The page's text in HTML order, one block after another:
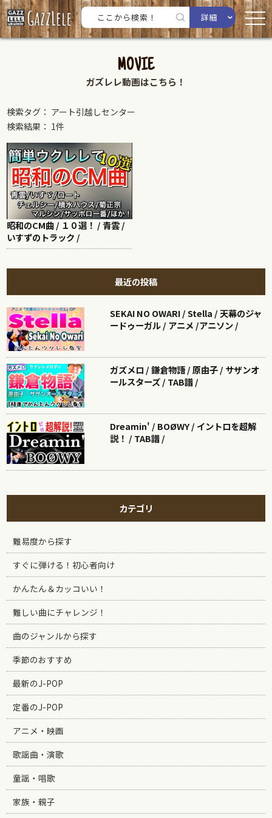
詳細
MOVIE
ガズレレ動画はこちら！
検索タグ： アート引越しセンター
検索結果： 1件
昭和のCM曲 / １０選！ / 青雲 /
いすずのトラック /
最近の投稿
SEKAI NO OWARI / Stella / 天幕のジャ
ードゥーガル / アニメ /アニソン /
ガズメロ / 鎌倉物語 / 原由子 / サザンオ
ールスターズ / TAB譜 /
Dreamin' / BOØWY / イントロを超解
説！ / TAB譜 /
カテゴリ
難易度から探す
すぐに弾ける！初心者向け
かんたん＆カッコいい！
難しい曲にチャレンジ！
曲のジャンルから探す
季節のおすすめ
最新のJ-POP
定番のJ-POP
アニメ・映画
歌謡曲・演歌
童謡・唱歌
家族・親子